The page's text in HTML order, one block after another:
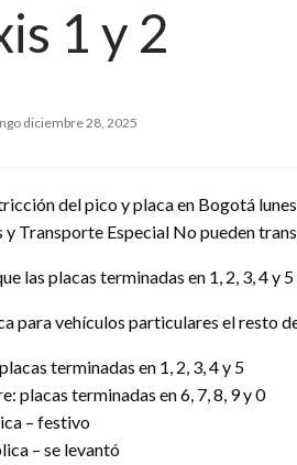
1 y 2
diciembre 28, 2025
del pico y placa en Bogotá
y Transporte Especial No pueden
las placas terminadas en 1, 2, 3, 4
para vehículos particulares el resto
terminadas en 1, 2, 3, 4 y 5
placas terminadas en 6, 7, 8, 9 y 0
– festivo
– se levantó